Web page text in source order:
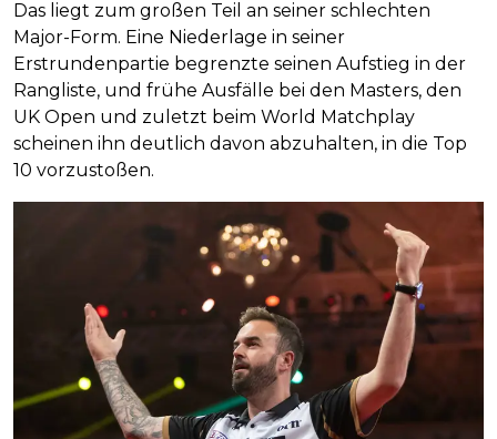
Das liegt zum großen Teil an seiner schlechten
Major-Form. Eine Niederlage in seiner
Erstrundenpartie begrenzte seinen Aufstieg in der
Rangliste, und frühe Ausfälle bei den Masters, den
UK Open und zuletzt beim World Matchplay
scheinen ihn deutlich davon abzuhalten, in die Top
10 vorzustoßen.